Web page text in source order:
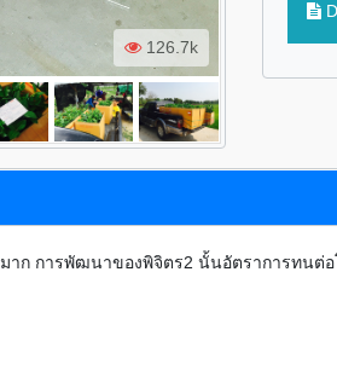
126.7k
การพัฒนาของพิจิตร2 นั้นอัตราการทนต่